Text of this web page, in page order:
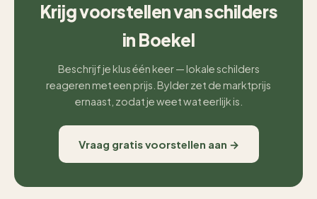
Krijg voorstellen van schilders
in Boekel
Beschrijf je klus één keer — lokale schilders
reageren met een prijs. Bylder zet de marktprijs
ernaast, zodat je weet wat eerlijk is.
Vraag gratis voorstellen aan →